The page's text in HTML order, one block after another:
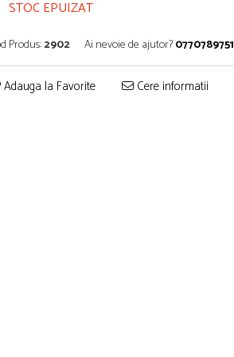
STOC EPUIZAT
Produs:2902 Ai nevoie de ajutor?0770789751
Adauga la Favorite Cere informatii